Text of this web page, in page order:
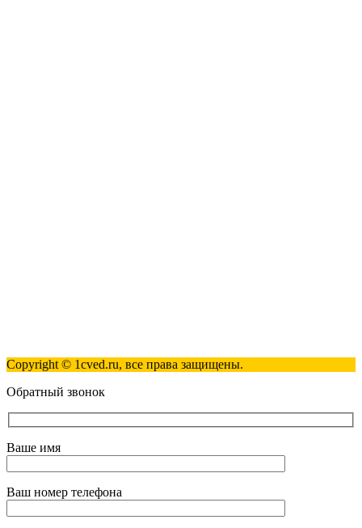
Copyright © 1cved.ru, все права защищены.
Обратный звонок
Ваше имя
Ваш номер телефона